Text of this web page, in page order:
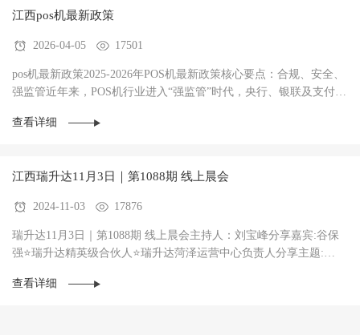
江西pos机最新政策
2026-04-05 17501
pos机最新政策2025-2026年POS机最新政策核心要点：合规、安全、
强监管‌近年来，POS机行业进入“强监管”时代，央行、银联及支付清
查看详细
江西瑞升达11月3日｜第1088期 线上晨会
2024-11-03 17876
瑞升达11月3日｜第1088期 线上晨会主持人：刘宝峰分享嘉宾:谷保
强⭐瑞升达精英级合伙人⭐瑞升达菏泽运营中心负责人分享主题:
查看详细